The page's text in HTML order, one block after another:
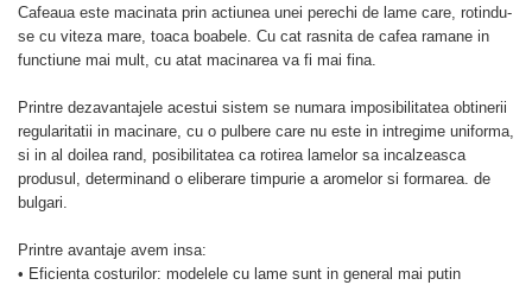
Cafeaua este macinata prin actiunea unei perechi de lame care, rotindu-
se cu viteza mare, toaca boabele. Cu cat rasnita de cafea ramane in
functiune mai mult, cu atat macinarea va fi mai fina.
Printre dezavantajele acestui sistem se numara imposibilitatea obtinerii
regularitatii in macinare, cu o pulbere care nu este in intregime uniforma,
si in al doilea rand, posibilitatea ca rotirea lamelor sa incalzeasca
produsul, determinand o eliberare timpurie a aromelor si formarea. de
bulgari.
Printre avantaje avem insa:
• Eficienta costurilor: modelele cu lame sunt in general mai putin